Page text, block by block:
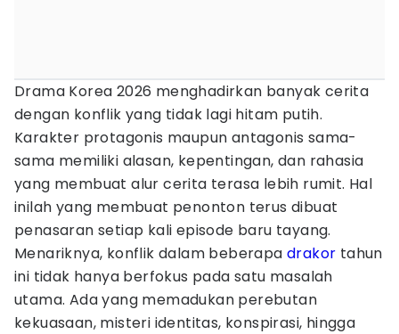
Drama Korea 2026 menghadirkan banyak cerita
dengan konflik yang tidak lagi hitam putih.
Karakter protagonis maupun antagonis sama-
sama memiliki alasan, kepentingan, dan rahasia
yang membuat alur cerita terasa lebih rumit. Hal
inilah yang membuat penonton terus dibuat
penasaran setiap kali episode baru tayang.
Menariknya, konflik dalam beberapa drakor tahun
ini tidak hanya berfokus pada satu masalah
utama. Ada yang memadukan perebutan
kekuasaan, misteri identitas, konspirasi, hingga